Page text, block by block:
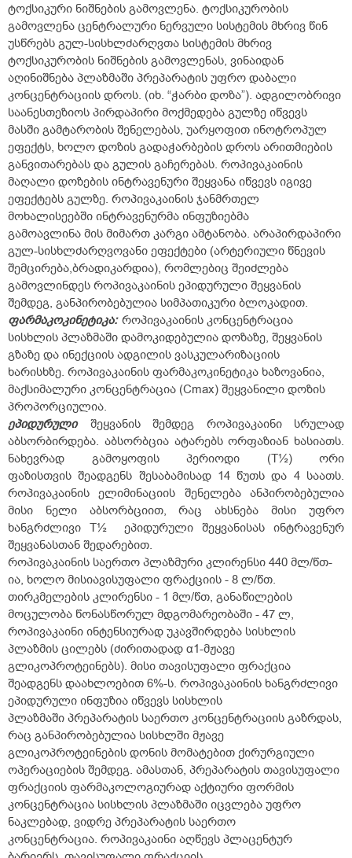
ტოქსიკური ნიშნების გამოვლენა. ტოქსიკურობის
გამოვლენა ცენტრალური ნერვული სისტემის მხრივ წინ
უსწრებს გულ-სისხლძარღვთა სისტემის მხრივ
ტოქსიკურობის ნიშნების გამოვლენას, ვინაიდან
აღინიშნება პლაზმაში პრეპარატის უფრო დაბალი
კონცენტრაციის დროს. (იხ. “ჭარბი დოზა”). ადგილობრივი
საანესთეზიოს პირდაპირი მოქმედება გულზე იწვევს
მასში გამტარობის შენელებას, უარყოფით ინოტროპულ
ეფექტს, ხოლო დოზის გადაჭარბების დროს არითმიების
განვითარებას და გულის გაჩერებას. როპივაკაინის
მაღალი დოზების ინტრავენური შეყვანა იწვევს იგივე
ეფექტებს გულზე. როპივაკაინის ჯანმრთელ
მოხალისეებში ინტრავენურმა ინფუზიებმა
გამოავლინა მის მიმართ კარგი ამტანობა. არაპირდაპირი
გულ-სისხლძარღვოვანი ეფექტები (არტერიული წნევის
შემცირება,ბრადიკარდია), რომლებიც შეიძლება
გამოვლინდეს როპივაკაინის ეპიდურული შეყვანის
შემდეგ, განპირობებულია სიმპათიკური ბლოკადით.
ფარმაკოკინეტიკა: როპივაკაინის კონცენტრაცია
სისხლის პლაზმაში დამოკიდებულია დოზაზე, შეყვანის
გზაზე და ინექციის ადგილის ვასკულარიზაციის
ხარისხზე. როპივაკაინის ფარმაკოკინეტიკა ხაზოვანია,
მაქსიმალური კონცენტრაცია (Cmax) შეყვანილი დოზის
პროპორციულია.
ეპიდურულიშეყვანის შემდეგ როპივაკაინი სრულად
აბსორბირდება. აბსორბცია ატარებს ორფაზიან ხასიათს.
ნახევრად გამოყოფის პერიოდი (T½) ორი
ფაზისთვის შეადგენს შესაბამისად 14 წუთს და 4 საათს.
როპივაკაინის ელიმინაციის შენელება ანპირობებულია
მისი ნელი აბსორბციით, რაც ახსნება მისი უფრო
ხანგრძლივი T½ ეპიდურული შეყვანისას ინტრავენურ
შეყვანასთან შედარებით.
როპივაკაინის საერთო პლაზმური კლირენსი 440 მლ/წთ-
ია, ხოლო მისიავისუფალი ფრაქციის - 8 ლ/წთ.
თირკმელების კლირენსი - 1 მლ/წთ, განაწილების
მოცულობა წონასწორულ მდგომარეობაში - 47 ლ,
როპივაკაინი ინტენსიურად უკავშირდება სისხლის
პლაზმის ცილებს (ძირითადად α1-მჟავე
გლიკოპროტეინებს). მისი თავისუფალი ფრაქცია
შეადგენს დაახლოებით 6%-ს. როპივაკაინის ხანგრძლივი
ეპიდურული ინფუზია იწვევს სისხლის
პლაზმაში პრეპარატის საერთო კონცენტრაციის გაზრდას,
რაც განპირობებულია სისხლში მჟავე
გლიკოპროტეინების დონის მომატებით ქირურგიული
ოპერაციების შემდეგ. ამასთან, პრეპარატის თავისუფალი
ფრაქციის ფარმაკოლოგიურად აქტიური ფორმის
კონცენტრაცია სისხლის პლაზმაში იცვლება უფრო
ნაკლებად, ვიდრე პრეპარატის საერთო
კონცენტრაცია. როპივაკაინი აღწევს პლაცენტურ